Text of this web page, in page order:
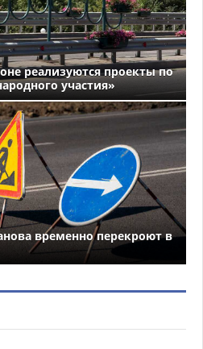
реализуются проекты по
участия»
временно перекроют в